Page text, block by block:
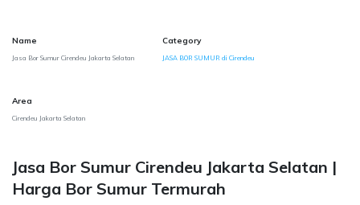
Name
Jasa Bor Sumur Cirendeu Jakarta Selatan
Category
JASA BOR SUMUR di Cirendeu
Area
Cirendeu Jakarta Selatan
Jasa Bor Sumur Cirendeu Jakarta Selatan |
Harga Bor Sumur Termurah